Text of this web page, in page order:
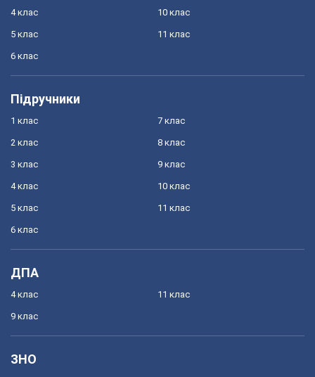
4 клас
5 клас
6 клас
10 клас
11 клас
Підручники
1 клас
2 клас
3 клас
4 клас
5 клас
6 клас
7 клас
8 клас
9 клас
10 клас
11 клас
ДПА
4 клас
9 клас
11 клас
ЗНО